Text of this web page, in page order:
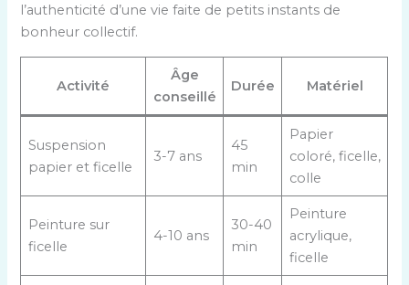
l’authenticité d’une vie faite de petits instants de
bonheur collectif.
Activité
Âge
conseillé
Durée Matériel
Suspension
papier et ficelle
3-7 ans
45
min
Papier
coloré, ficelle,
colle
Peinture sur
ficelle
4-10 ans
30-40
min
Peinture
acrylique,
ficelle